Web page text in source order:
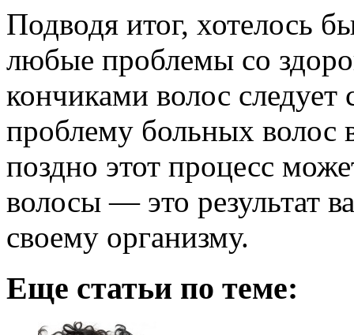
Подводя итог, хотелось
любые проблемы со
кончиками волос
проблему больных волос
поздно этот процесс
волосы — это результат
своему организму.
Еще статьи по теме: